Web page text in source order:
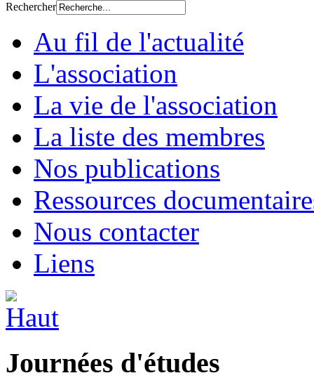
Rechercher
Au fil de l'actualité
L'association
La vie de l'association
La liste des membres
Nos publications
Ressources
Nous contacter
Liens
Journées d'études